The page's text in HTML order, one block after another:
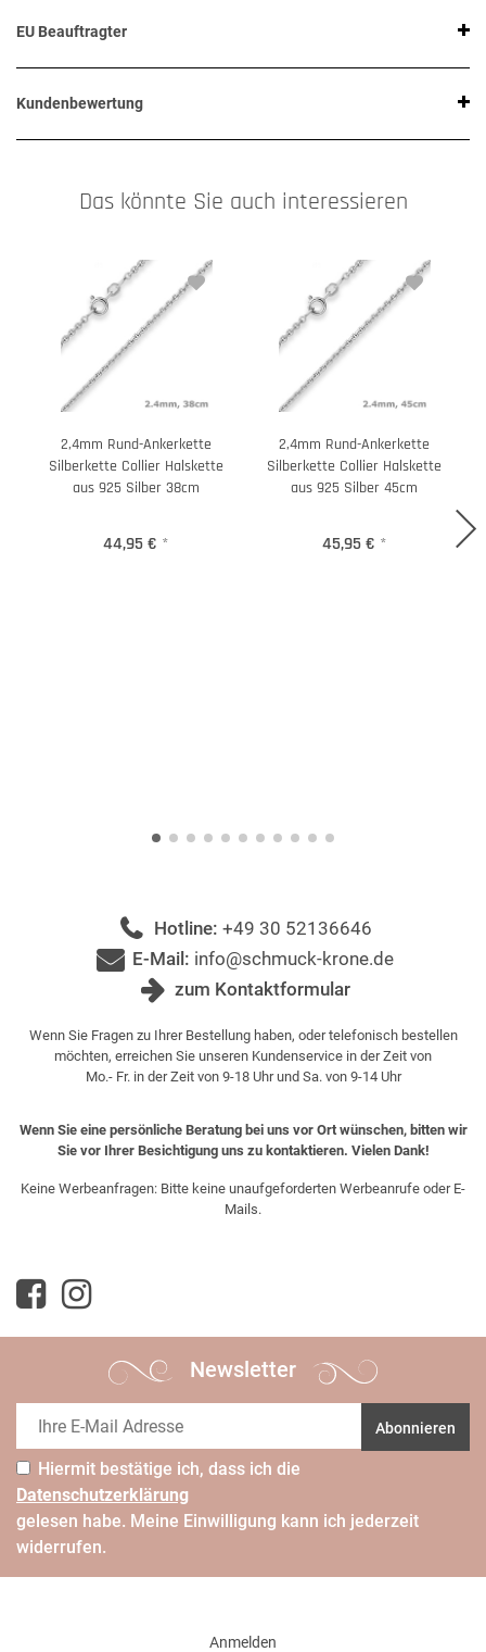
EU Beauftragter
Kundenbewertung
Das könnte Sie auch interessieren
2,4mm Rund-Ankerkette
Silberkette Collier Halskette
aus 925 Silber 38cm
44,95 € *
2,4mm Rund-Ankerkette
Silberkette Collier Halskette
aus 925 Silber 45cm
45,95 € *
Hotline: +49 30 52136646
E-Mail: info@schmuck-krone.de
zum Kontaktformular
Wenn Sie Fragen zu Ihrer Bestellung haben, oder telefonisch bestellen
möchten, erreichen Sie unseren Kundenservice in der Zeit von
Mo.- Fr. in der Zeit von 9-18 Uhr und Sa. von 9-14 Uhr
Wenn Sie eine persönliche Beratung bei uns vor Ort wünschen, bitten wir
Sie vor Ihrer Besichtigung uns zu kontaktieren. Vielen Dank!
Keine Werbeanfragen: Bitte keine unaufgeforderten Werbeanrufe oder E-
Mails.
Newsletter
Abonnieren
Hiermit bestätige ich, dass ich die
Daten­schutz­erklärung
gelesen habe. Meine Einwilligung kann ich jederzeit
widerrufen.
Anmelden